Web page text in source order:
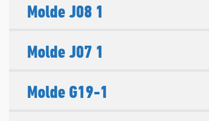
Molde J08 1
Molde J07 1
Molde G19-1